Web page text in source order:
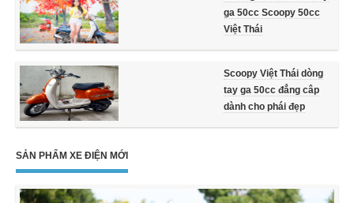
ga 50cc Scoopy 50cc
Việt Thái
Scoopy Việt Thái dòng
tay ga 50cc đẳng câp
dành cho phái đẹp
SẢN PHẨM XE ĐIỆN MỚI